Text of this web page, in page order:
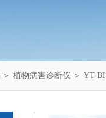
＞ 植物病害诊断仪 ＞ YT-